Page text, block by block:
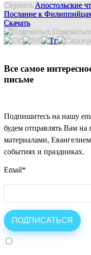
Слушать Апостольские
Послание к
Скачать
Поделиться
Все самое
письме
Подпишитесь на нашу
будем отправлять Вам
материалами,
событиях и праздниках.
Email*